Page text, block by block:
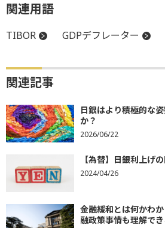
関連用語
TIBOR GDPデフレーター
関連記事
日銀はより積極的な
か？
2026/06/22
【為替】日銀利上げ
2024/04/26
金融緩和とは何かわ
融政策事情も理解で